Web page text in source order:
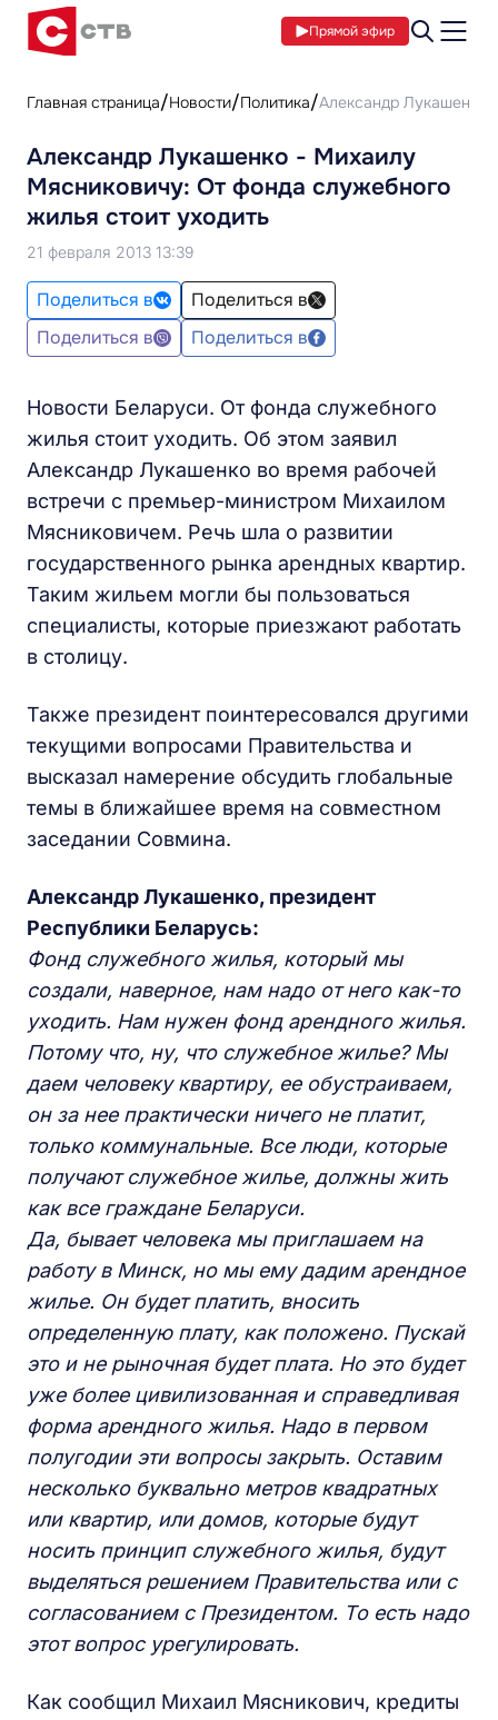
Прямой эфир
Главная страница Новости Политика Александр Лукашенко
Александр Лукашенко - Михаилу
Мясниковичу: От фонда служебного
жилья стоит уходить
21 февраля 2013 13:39
Поделиться в
Поделиться в
Поделиться в
Поделиться в
Новости Беларуси. От фонда служебного
жилья стоит уходить. Об этом заявил
Александр Лукашенко во время рабочей
встречи с премьер-министром Михаилом
Мясниковичем. Речь шла о развитии
государственного рынка арендных квартир.
Таким жильем могли бы пользоваться
специалисты, которые приезжают работать
в столицу.
Также президент поинтересовался другими
текущими вопросами Правительства и
высказал намерение обсудить глобальные
темы в ближайшее время на совместном
заседании Совмина.
Александр Лукашенко, президент
Республики Беларусь:
Фонд служебного жилья, который мы
создали, наверное, нам надо от него как-то
уходить. Нам нужен фонд арендного жилья.
Потому что, ну, что служебное жилье? Мы
даем человеку квартиру, ее обустраиваем,
он за нее практически ничего не платит,
только коммунальные. Все люди, которые
получают служебное жилье, должны жить
как все граждане Беларуси.
Да, бывает человека мы приглашаем на
работу в Минск, но мы ему дадим арендное
жилье. Он будет платить, вносить
определенную плату, как положено. Пускай
это и не рыночная будет плата. Но это будет
уже более цивилизованная и справедливая
форма арендного жилья. Надо в первом
полугодии эти вопросы закрыть. Оставим
несколько буквально метров квадратных
или квартир, или домов, которые будут
носить принцип служебного жилья, будут
выделяться решением Правительства или с
согласованием с Президентом. То есть надо
этот вопрос урегулировать.
Как сообщил Михаил Мясникович, кредиты